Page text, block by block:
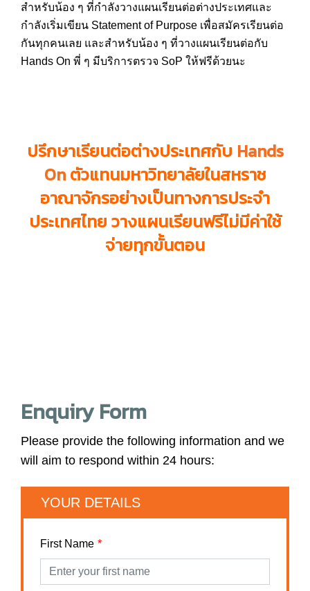
สำหรับน้อง ๆ ที่กำลังวางแผนเรียนต่อต่างประเทศและ
กำลังเริ่มเขียน Statement of Purpose เพื่อสมัครเรียนต่อ
กันทุกคนเลย และสำหรับน้อง ๆ ที่วางแผนเรียนต่อกับ
Hands On พี่ ๆ มีบริการตรวจ SoP ให้ฟรีด้วยนะ
ปรึกษาเรียนต่อต่างประเทศกับ Hands
Onตัวแทนมหาวิทยาลัยในสหราช
อาณาจักรอย่างเป็นทางการประจำ
ประเทศไทย วางแผนเรียนฟรีไม่มีค่าใช้
จ่ายทุกขั้นตอน
Enquiry Form
Please provide the following information and we
will aim to respond within 24 hours:
YOUR DETAILS
First Name